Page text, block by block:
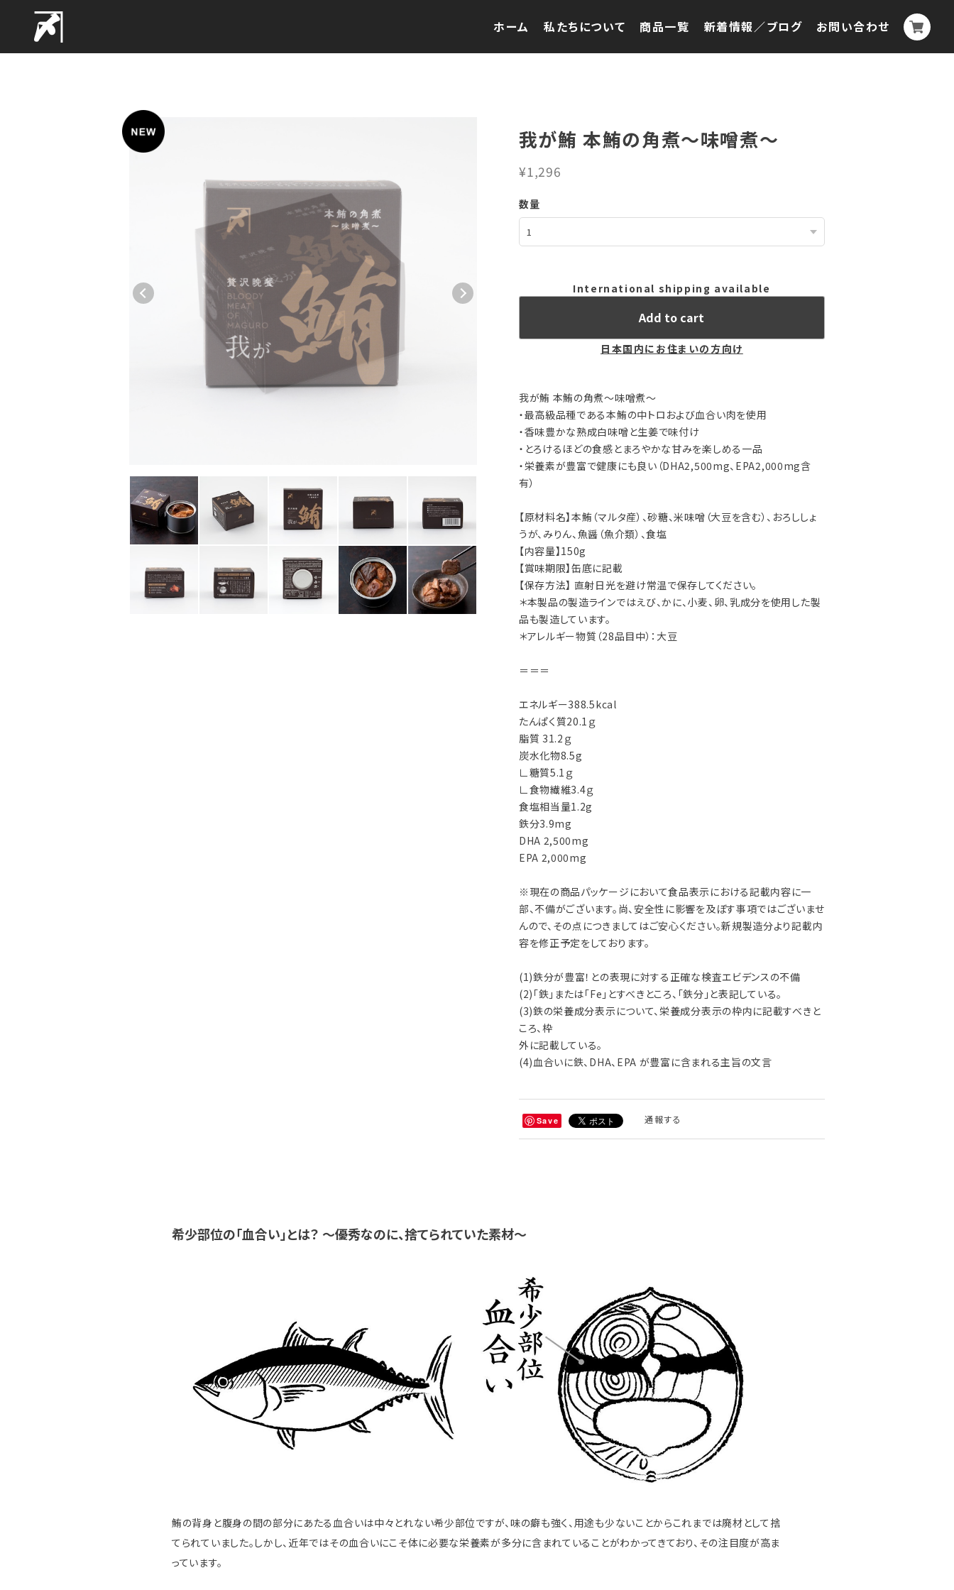
ホーム 私たちについて 商品一覧 新着情報／ブログ お問い合わせ
我が鮪 本鮪の角煮～味噌煮～
¥1,296
数量
International shipping available
Add to cart
日本国内にお住まいの方向け
我が鮪 本鮪の角煮～味噌煮～
・最高級品種である本鮪の中トロおよび血合い肉を使用
・香味豊かな熟成白味噌と生姜で味付け
・とろけるほどの食感とまろやかな甘みを楽しめる一品
・栄養素が豊富で健康にも良い（DHA2,500mg、EPA2,000mg含
有）
【原材料名】本鮪（マルタ産）、砂糖、米味噌（大豆を含む）、おろししょ
うが、みりん、魚醤（魚介類）、食塩
【内容量】150g
【賞味期限】缶底に記載
【保存方法】 直射日光を避け常温で保存してください。
＊本製品の製造ラインではえび、かに、小麦、卵、乳成分を使用した製
品も製造しています。
＊アレルギー物質（28品目中）：大豆
＝＝＝
エネルギー388.5kcal
たんぱく質20.1ｇ
脂質 31.2ｇ
炭水化物8.5g
∟糖質5.1ｇ
∟食物繊維3.4ｇ
食塩相当量1.2g
鉄分3.9mg
DHA 2,500mg
EPA 2,000mg
※現在の商品パッケージにおいて食品表示における記載内容に一
部、不備がございます。尚、安全性に影響を及ぼす事項ではございませ
んので、その点につきましてはご安心ください。新規製造分より記載内
容を修正予定をしております。
(1)鉄分が豊富！との表現に対する正確な検査エビデンスの不備
(2)「鉄」または「Fe」とすべきところ、「鉄分」と表記している。
(3)鉄の栄養成分表示について、栄養成分表示の枠内に記載すべきと
ころ、枠
外に記載している。
(4)血合いに鉄、DHA、EPA が豊富に含まれる主旨の文言
Save 通報する
希少部位の「血合い」とは？ ～優秀なのに、捨てられていた素材～
鮪の背身と腹身の間の部分にあたる血合いは中々とれない希少部位ですが、味の癖も強く、用途も少ないことからこれまでは廃材として捨
てられていました。しかし、近年ではその血合いにこそ体に必要な栄養素が多分に含まれていることがわかってきており、その注目度が高ま
っています。